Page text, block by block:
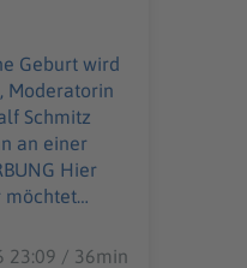
Geburt wird
Moderatorin
Schmitz
an einer
23:09 / 36min